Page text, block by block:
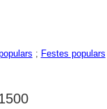
; Festes populars